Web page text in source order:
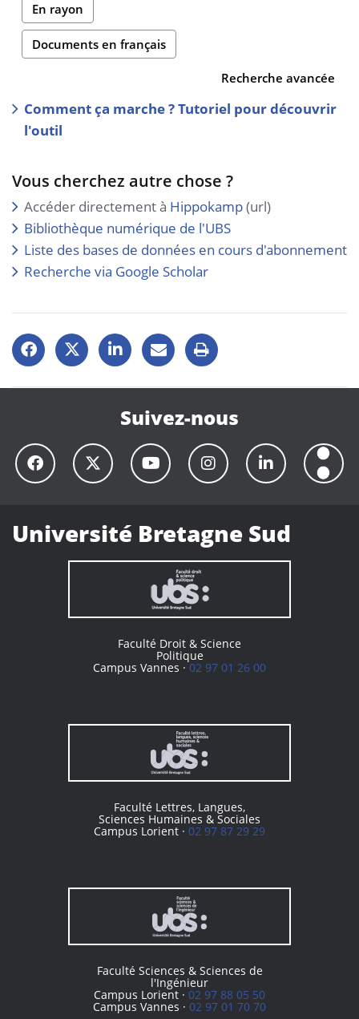
En rayon
Documents en français
Recherche avancée
Comment ça marche ? Tutoriel pour découvrir
l'outil
Vous cherchez autre chose ?
Accéder directement à Hippokamp(url)
Bibliothèque numérique de l'UBS
Liste des bases de données en cours d'abonnement
Recherche via Google Scholar
Suivez-nous
Université Bretagne Sud
Faculté Droit & Science
Politique
Campus Vannes ·02 97 01 26 00
Faculté Lettres, Langues,
Sciences Humaines & Sociales
Campus Lorient · 02 97 87 29 29
Faculté Sciences & Sciences de
l'Ingénieur
Campus Lorient · 02 97 88 05 50
Campus Vannes · 02 97 01 70 70